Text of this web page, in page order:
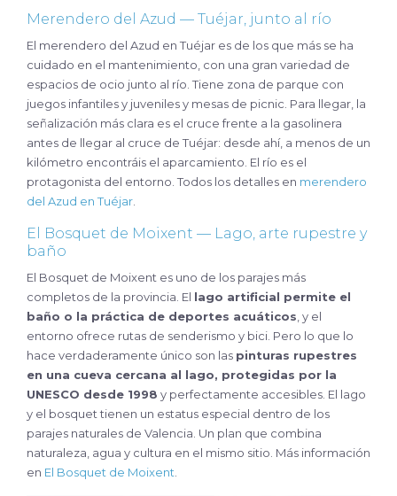
Merendero del Azud — Tuéjar, junto al río
El merendero del Azud en Tuéjar es de los que más se ha
cuidado en el mantenimiento, con una gran variedad de
espacios de ocio junto al río. Tiene zona de parque con
juegos infantiles y juveniles y mesas de picnic. Para llegar, la
señalización más clara es el cruce frente a la gasolinera
antes de llegar al cruce de Tuéjar: desde ahí, a menos de un
kilómetro encontráis el aparcamiento. El río es el
protagonista del entorno. Todos los detalles en merendero
del Azud en Tuéjar
El Bosquet de Moixent — Lago, arte rupestre y
baño
El Bosquet de Moixent es uno de los parajes más
completos de la provincia. El lago artificial permite el
baño o la práctica de deportes acuáticos , y el
entorno ofrece rutas de senderismo y bici. Pero lo que lo
hace verdaderamente único son las pinturas rupestres
en una cueva cercana al lago, protegidas por la
UNESCO desde 1998 y perfectamente accesibles. El lago
y el bosquet tienen un estatus especial dentro de los
parajes naturales de Valencia. Un plan que combina
naturaleza, agua y cultura en el mismo sitio. Más información
en El Bosquet de Moixent